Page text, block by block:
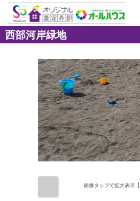
西部河岸緑地
画像タップで拡大表示【